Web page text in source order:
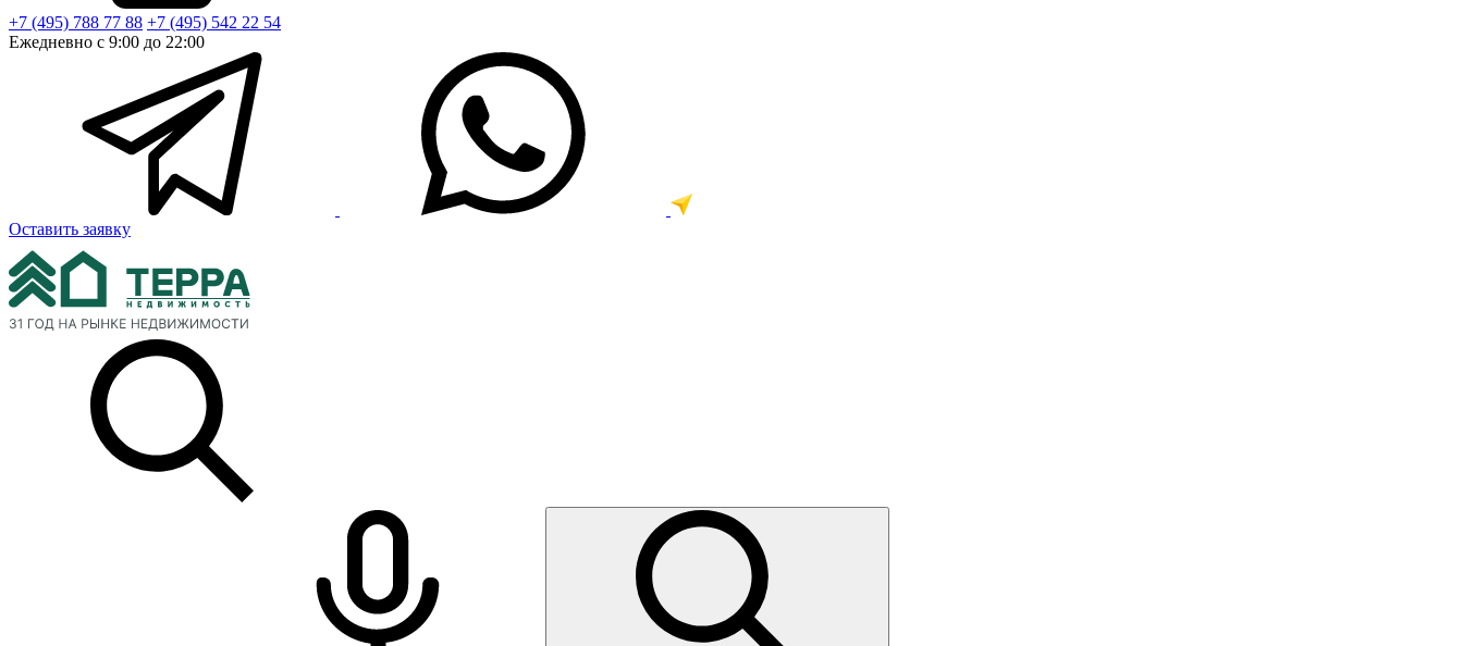
+7 (495) 788 77 88 +7 (495) 542 22 54
Ежедневно с 9:00 до 22:00
Оставить заявку